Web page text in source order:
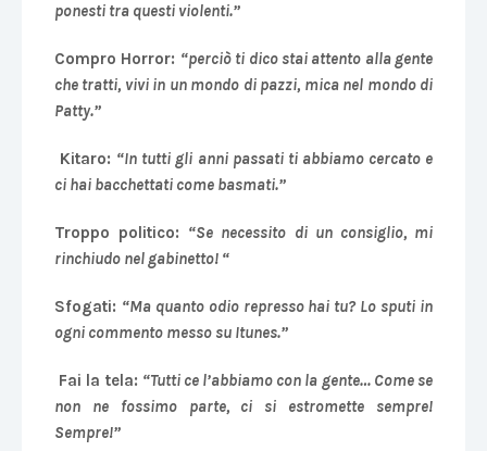
ponesti tra questi violenti.”
Compro Horror: “perciò ti dico stai attento alla gente
che tratti, vivi in un mondo di pazzi, mica nel mondo di
Patty.”
Kitaro: “In tutti gli anni passati ti abbiamo cercato e
ci hai bacchettati come basmati.”
Troppo politico: “Se necessito di un consiglio, mi
rinchiudo nel gabinetto! “
Sfogati: “Ma quanto odio represso hai tu? Lo sputi in
ogni commento messo su Itunes.”
Fai la tela: “Tutti ce l’abbiamo con la gente… Come se
non ne fossimo parte, ci si estromette sempre!
Sempre!”